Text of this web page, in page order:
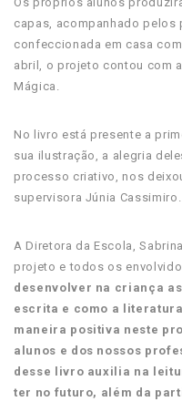
capas, acompanhado
confeccionada em casa
abril, o projeto contou com
Mágica.
No livro está presente a
sua ilustração, a alegria
processo criativo, nos
supervisora Júnia Cassimiro.
A Diretora da Escola,
projeto e todos os
desenvolver na criança
escrita e como a
maneira positiva neste
alunos e dos nossos
desse livro auxilia na
ter no futuro, além da